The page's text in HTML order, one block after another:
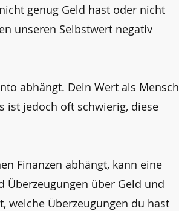
genug Geld hast oder nicht
unseren Selbstwert negativ
abhängt. Dein Wert als Mensch
ist jedoch oft schwierig, diese
Finanzen abhängt, kann eine
Überzeugungen über Geld und
welche Überzeugungen du hast